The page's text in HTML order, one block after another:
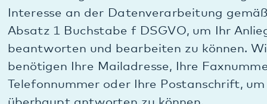
gekommen ist, ist der Zweck erreicht, wenn die
Konversation beendet und ausgeschlossen ist, dass
sich aus der Konversation für uns Anhaltspunkte
für einen bevorstehenden Vertragsschluss oder
etwaige vertragsrechtliche Gewährleistungs- oder
Haftungsansprüche ergeben können. Dann löschen
wir die Daten spätestens vier Wochen nach dem